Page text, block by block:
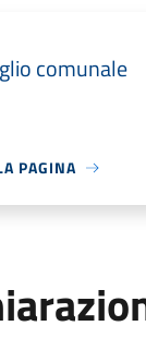
comunale
PAGINA